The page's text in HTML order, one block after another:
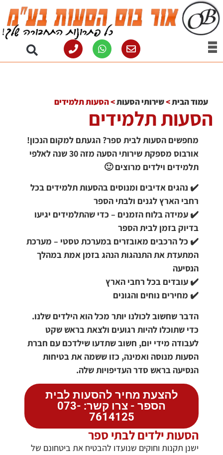
עמוד הבית>שירותי הסעות>הסעות תלמידים
הסעות תלמידים
מחפשים הסעות לבית ספר? הגעתם למקום הנכון!
אורבוס מספקת שירותי הסעה מזה 30 שנה לאלפי
תלמידים וילדים מרוצים 🙂
✔️ נהגים אדיבים ומנוסים בהסעות תלמידים בכל
רחבי הארץ לגנים ולבתי הספר
✔️ עמידה בלוח הזמנים – כדי שהתלמידים יגיעו
בדיוק בזמן לבית הספר
✔️ כל הרכבים מאובזרים במערכת טסטי – מערכת
המתעדת את התנהגות הנהג בזמן אמת במהלך
הנסיעה
✔️ עובדים בכל רחבי הארץ
✔️ מחירים נוחים והגונים
הדבר שחשוב לכולנו יותר מכל הוא הילדים שלנו.
כדי שתוכלו להיות רגועים ולצאת בראש שקט
לעבודה מידי יום, חשוב שתדעו שילדכם עם חברת
הסעות מנוסה ואמינה, כזו ששמה את בטיחות
הנסיעה בראש סדר העדיפויות שלה.
להצעת מחיר להסעות לבית
הספר - צרו קשר: 073-
7614125
הסעות ילדים לבתי ספר
ישנן תקנות וחוקים שנועדו להבטיח את ביטחונם של